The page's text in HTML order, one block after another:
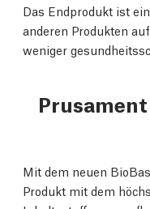
Das Endprodukt ist
anderen Produkten
weniger
Mit dem neuen
Produkt mit dem